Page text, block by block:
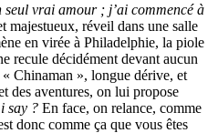
seul vrai amour ; j’ai commencé à
majestueux, réveil dans une salle
en virée à Philadelphie, la piole
recule décidément devant aucun
Chinaman », longue dérive, et
des aventures, on lui propose
say ? En face, on relance, comme
donc comme ça que vous êtes